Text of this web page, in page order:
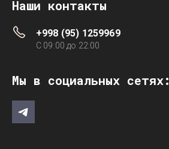
Наши контакты
+998 (95) 1259969
C 09:00 до 22:00
Мы в социальных сетях: